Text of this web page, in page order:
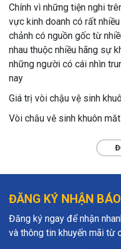
Chính vì những tiện nghi
vực kinh doanh có rất
chảnh có nguồn gốc từ
nhau thuộc nhiều hãng sự
những người có cái nhìn
nay
Giá trị vòi chậu vệ sinh
Vòi chậu vệ sinh khuôn
dưới quá trình công nghệ
và định hình nên tổng
năng tối tân, đem đến trải
hàng.
Vật liệu inox 304 với đồng
ĐĂNG KÝ NHẬN
Đăng ký ngay để nhận
và thông tin khuyến mãi từ